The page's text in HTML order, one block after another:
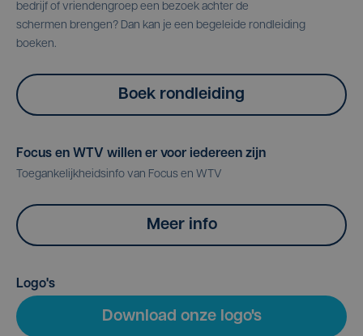
bedrijf of vriendengroep een bezoek achter de
schermen brengen? Dan kan je een begeleide rondleiding
boeken.
Boek rondleiding
Focus en WTV willen er voor iedereen zijn
Toegankelijkheidsinfo van Focus en WTV
Meer info
Logo's
Download onze logo's